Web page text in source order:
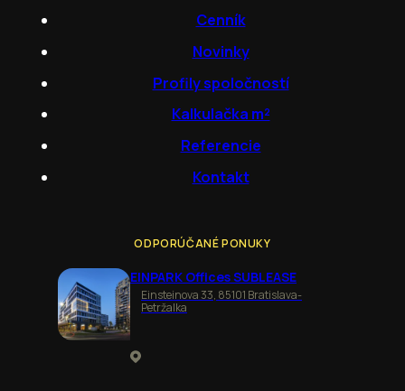
Cenník
Novinky
Profily spoločností
Kalkulačka m²
Referencie
Kontakt
ODPORÚČANÉ PONUKY
EINPARK Offices SUBLEASE
Einsteinova 33, 85101 Bratislava-
Petržalka